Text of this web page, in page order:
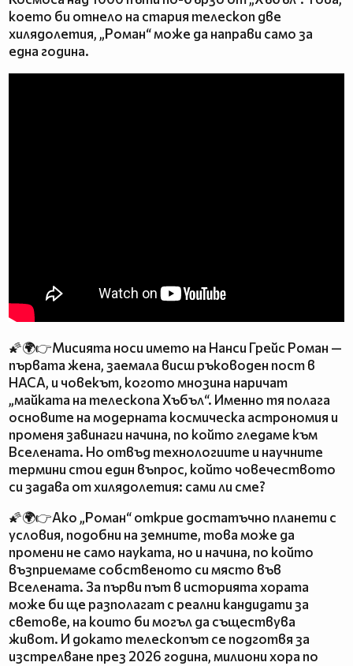
което би отнело на стария телескоп две
хилядолетия, „Роман“ може да направи само за
една година.
🌠🌍👉Мисията носи името на Нанси Грейс Роман —
първата жена, заемала висш ръководен пост в
НАСА, и човекът, когото мнозина наричат
„майката на телескопа Хъбъл“. Именно тя полага
основите на модерната космическа астрономия и
променя завинаги начина, по който гледаме към
Вселената. Но отвъд технологиите и научните
термини стои един въпрос, който човечеството
си задава от хилядолетия: сами ли сме?
🌠🌍👉Ако „Роман“ открие достатъчно планети с
условия, подобни на земните, това може да
промени не само науката, но и начина, по който
възприемаме собственото си място във
Вселената. За първи път в историята хората
може би ще разполагат с реални кандидати за
светове, на които би могъл да съществува
живот. И докато телескопът се подготвя за
изстрелване през 2026 година, милиони хора по